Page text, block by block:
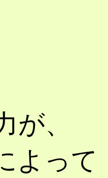
、
よって